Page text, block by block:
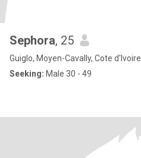
Sephora, 25
Guiglo, Moyen-Cavally, Cote d'Ivoire
Seeking: Male 30 - 49